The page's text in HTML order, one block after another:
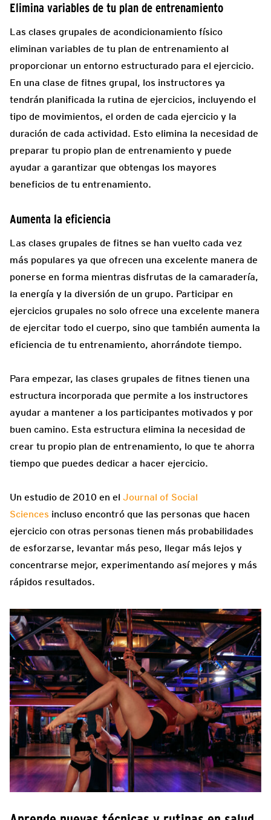
Elimina variables de tu plan de entrenamiento
Las clases grupales de acondicionamiento físico
eliminan variables de tu plan de entrenamiento al
proporcionar un entorno estructurado para el ejercicio.
En una clase de fitnes grupal, los instructores ya
tendrán planificada la rutina de ejercicios, incluyendo el
tipo de movimientos, el orden de cada ejercicio y la
duración de cada actividad. Esto elimina la necesidad de
preparar tu propio plan de entrenamiento y puede
ayudar a garantizar que obtengas los mayores
beneficios de tu entrenamiento.
Aumenta la eficiencia
Las clases grupales de fitnes se han vuelto cada vez
más populares ya que ofrecen una excelente manera de
ponerse en forma mientras disfrutas de la camaradería,
la energía y la diversión de un grupo. Participar en
ejercicios grupales no solo ofrece una excelente manera
de ejercitar todo el cuerpo, sino que también aumenta la
eficiencia de tu entrenamiento, ahorrándote tiempo.
Para empezar, las clases grupales de fitnes tienen una
estructura incorporada que permite a los instructores
ayudar a mantener a los participantes motivados y por
buen camino. Esta estructura elimina la necesidad de
crear tu propio plan de entrenamiento, lo que te ahorra
tiempo que puedes dedicar a hacer ejercicio.
Un estudio de 2010 en el Journal of Social
Sciences incluso encontró que las personas que hacen
ejercicio con otras personas tienen más probabilidades
de esforzarse, levantar más peso, llegar más lejos y
concentrarse mejor, experimentando así mejores y más
rápidos resultados.